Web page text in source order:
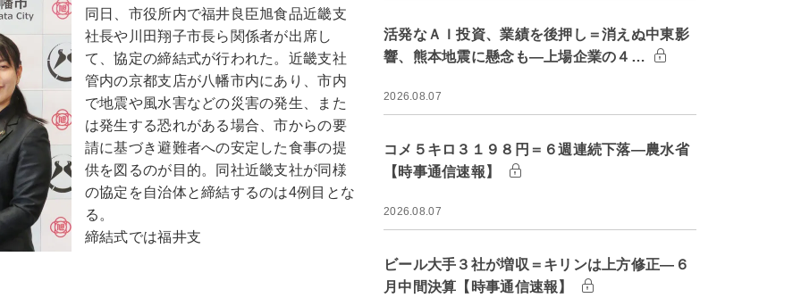
同日、市役所内で福井良臣旭食品近畿支
社長や川田翔子市長ら関係者が出席し
て、協定の締結式が行われた。近畿支社
管内の京都支店が八幡市内にあり、市内
で地震や風水害などの災害の発生、また
は発生する恐れがある場合、市からの要
請に基づき避難者への安定した食事の提
供を図るのが目的。同社近畿支社が同様
の協定を自治体と締結するのは4例目とな
る。
締結式では福井支
活発なＡＩ投資、業績を後押し＝消えぬ中東影
響、熊本地震に懸念も―上場企業の４…
2026.08.07
コメ５キロ３１９８円＝６週連続下落―農水省
【時事通信速報】
2026.08.07
ビール大手３社が増収＝キリンは上方修正―６
月中間決算【時事通信速報】